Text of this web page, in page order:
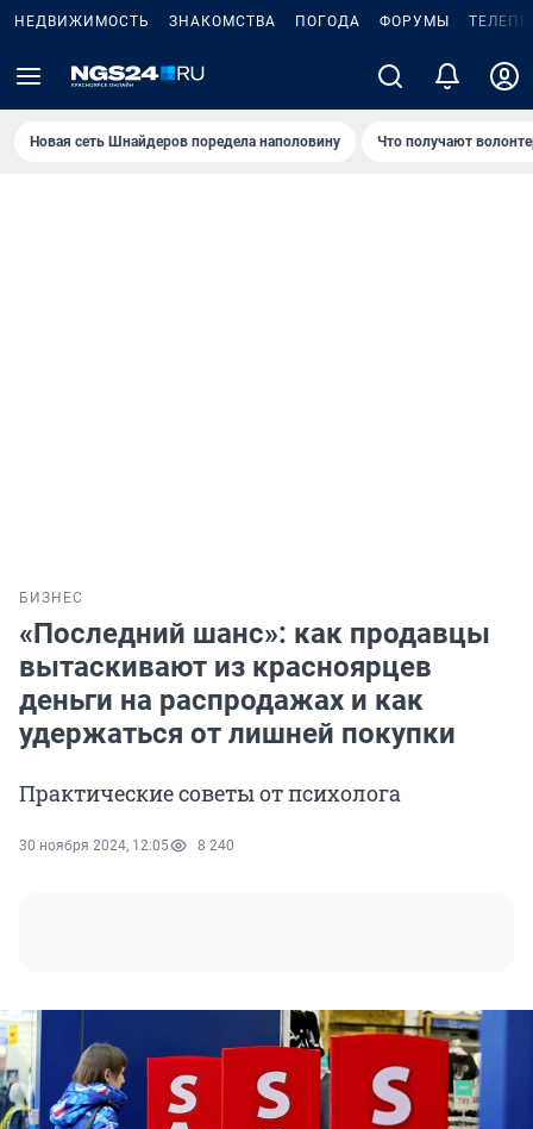
НЕДВИЖИМОСТЬ ЗНАКОМСТВА ПОГОДА ФОРУМЫ
Новая сеть Шнайдеров поредела наполовину Что получают
БИЗНЕС
«Последний шанс»: как продавцы
вытаскивают из красноярцев
деньги на распродажах и как
удержаться от лишней покупки
Практические советы от психолога
30 ноября 2024, 12:05 8 240